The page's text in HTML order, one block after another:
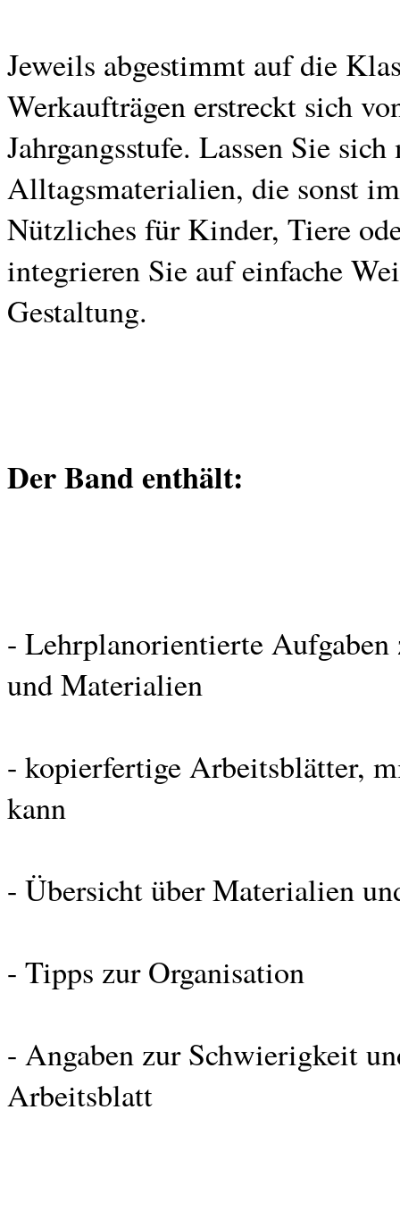
Jeweils abgestimmt auf die
Werkaufträgen erstreckt sich
Jahrgangsstufe. Lassen Sie
Alltagsmaterialien, die sonst
Nützliches für Kinder, Tiere
integrieren Sie auf einfache
Gestaltung.
Der Band enthält:
- Lehrplanorientierte Aufgaben
und Materialien
- kopierfertige Arbeitsblätter,
kann
- Übersicht über Materialien
- Tipps zur Organisation
- Angaben zur Schwierigkeit
Arbeitsblatt